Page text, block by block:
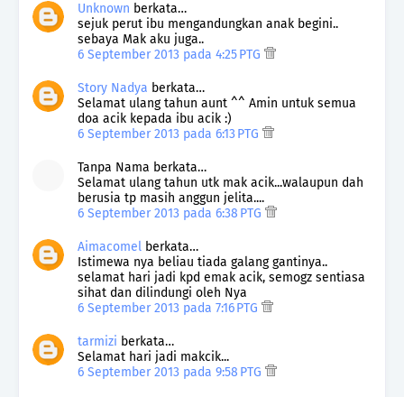
Unknown berkata…
sejuk perut ibu mengandungkan anak begini..
sebaya Mak aku juga..
6 September 2013 pada 4:25 PTG
Story Nadya berkata…
Selamat ulang tahun aunt ^^ Amin untuk semua
doa acik kepada ibu acik :)
6 September 2013 pada 6:13 PTG
Tanpa Nama berkata…
Selamat ulang tahun utk mak acik...walaupun dah
berusia tp masih anggun jelita....
6 September 2013 pada 6:38 PTG
Aimacomel berkata…
Istimewa nya beliau tiada galang gantinya..
selamat hari jadi kpd emak acik, semogz sentiasa
sihat dan dilindungi oleh Nya
6 September 2013 pada 7:16 PTG
tarmizi berkata…
Selamat hari jadi makcik...
6 September 2013 pada 9:58 PTG